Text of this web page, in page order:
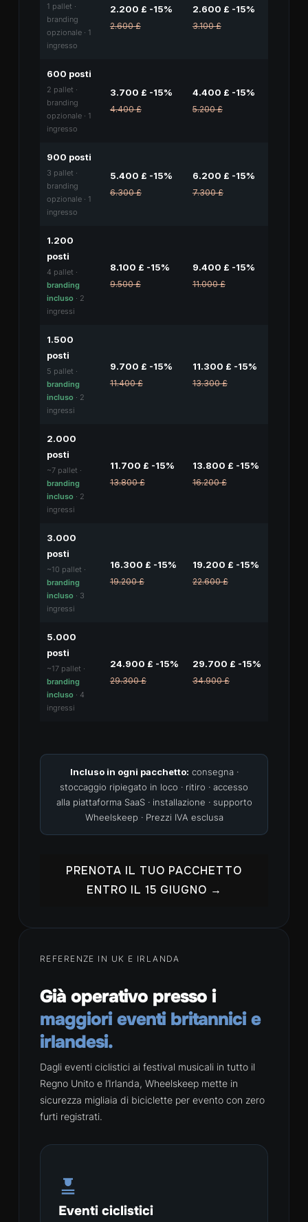
1 pallet ·
branding
opzionale · 1
ingresso
2.200 £ -15%
2.600 £
2.600 £ -15%
3.100 £
600 posti
2 pallet ·
branding
opzionale · 1
ingresso
3.700 £ -15%
4.400 £
4.400 £ -15%
5.200 £
900 posti
3 pallet ·
branding
opzionale · 1
ingresso
5.400 £ -15%
6.300 £
6.200 £ -15%
7.300 £
1.200
posti
4 pallet ·
branding
incluso· 2
ingressi
8.100 £ -15%
9.500 £
9.400 £ -15%
11.000 £
1.500
posti
5 pallet ·
branding
incluso · 2
ingressi
9.700 £ -15%
11.400 £
11.300 £ -15%
13.300 £
2.000
posti
~7 pallet ·
branding
incluso· 2
ingressi
11.700 £ -15%
13.800 £
13.800 £ -15%
16.200 £
3.000
posti
~10 pallet ·
branding
incluso · 3
ingressi
16.300 £ -15%
19.200 £
19.200 £ -15%
22.600 £
5.000
posti
~17 pallet ·
branding
incluso· 4
ingressi
24.900 £ -15%
29.300 £
29.700 £ -15%
34.900 £
Incluso in ogni pacchetto: consegna ·
stoccaggio ripiegato in loco · ritiro · accesso
alla piattaforma SaaS · installazione · supporto
Wheelskeep · Prezzi IVA esclusa
PRENOTA IL TUO PACCHETTO
ENTRO IL 15 GIUGNO →
REFERENZE IN UK E IRLANDA
Già operativo presso i
maggiori eventi britannici e
irlandesi.
Dagli eventi ciclistici ai festival musicali in tutto il
Regno Unito e l’Irlanda, Wheelskeep mette in
sicurezza migliaia di biciclette per evento con zero
furti registrati.
Eventi ciclistici